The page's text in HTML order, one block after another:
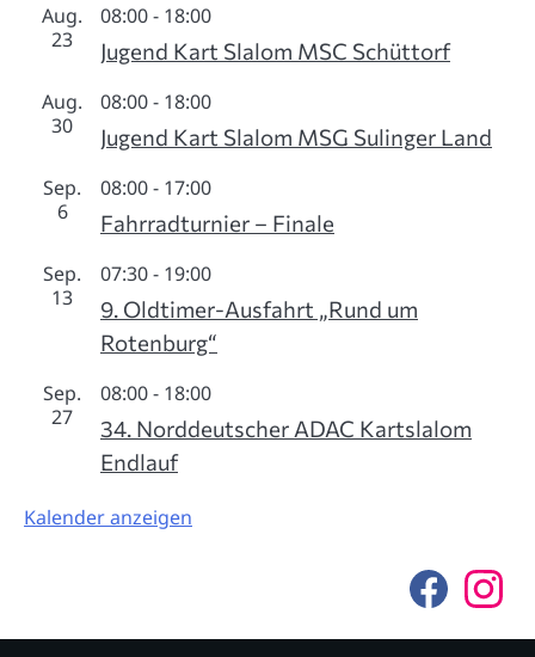
Aug.
23
08:00- 18:00
Jugend Kart Slalom MSC Schüttorf
Aug.
30
08:00- 18:00
Jugend Kart Slalom MSG Sulinger Land
Sep.
6
08:00- 17:00
Fahrradturnier – Finale
Sep.
13
07:30- 19:00
9. Oldtimer-Ausfahrt „Rund um
Rotenburg“
Sep.
27
08:00- 18:00
34. Norddeutscher ADAC Kartslalom
Endlauf
Kalender anzeigen
F
a
e
I
n
t